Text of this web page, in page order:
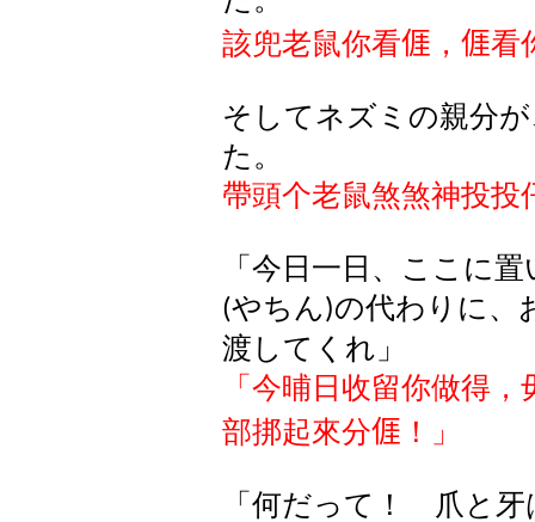
該兜老鼠你看𠊎 ， 𠊎看
そしてネズミの親分
た。
帶頭个老鼠煞煞神投投
「今日一日、ここに
(やちん )の代わりに、
渡してくれ」
「今晡日收留你做得
部挷起來分𠊎 ！ 」
「何だって！ 爪と